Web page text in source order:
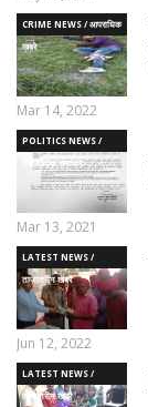
CRIME NEWS / आपराधिक
ख़बरे
Mar 14, 2022
POLITICS NEWS /
राजनीतिक समाचार
Mar 13, 2021
LATEST NEWS /
ताज़ातरीन खबरें
Jun 12, 2022
LATEST NEWS /
ताज़ातरीन खबरें